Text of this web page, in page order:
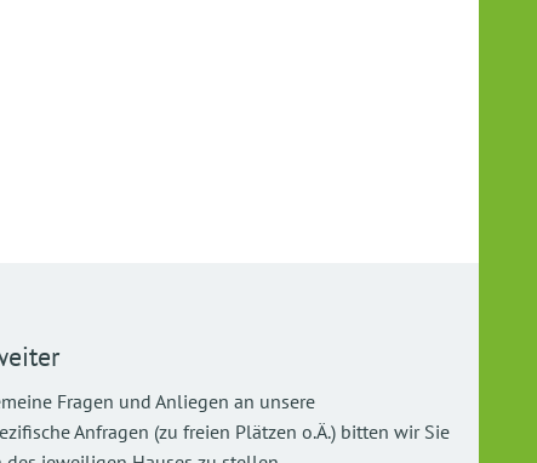
Fragen und Anliegen an unsere
Anfragen (zu freien Plätzen o.Ä.) bitten wir Sie